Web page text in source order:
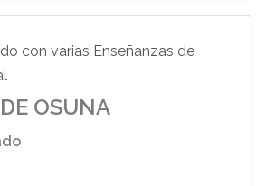
con varias Enseñanzas de
OSUNA